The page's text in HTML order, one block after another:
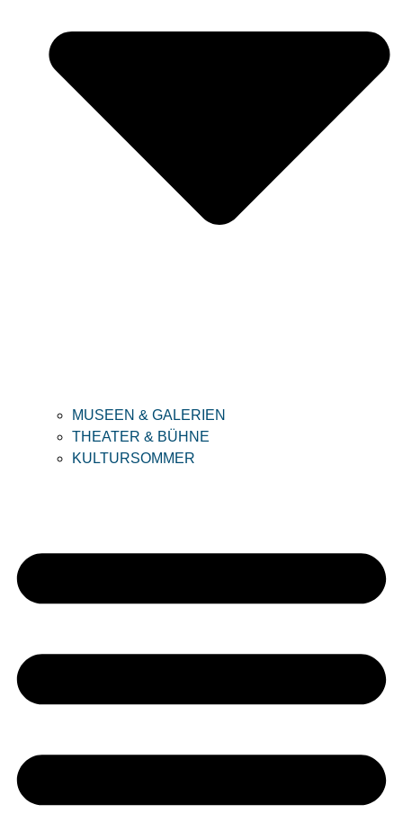
MUSEEN & GALERIEN
THEATER & BÜHNE
KULTURSOMMER